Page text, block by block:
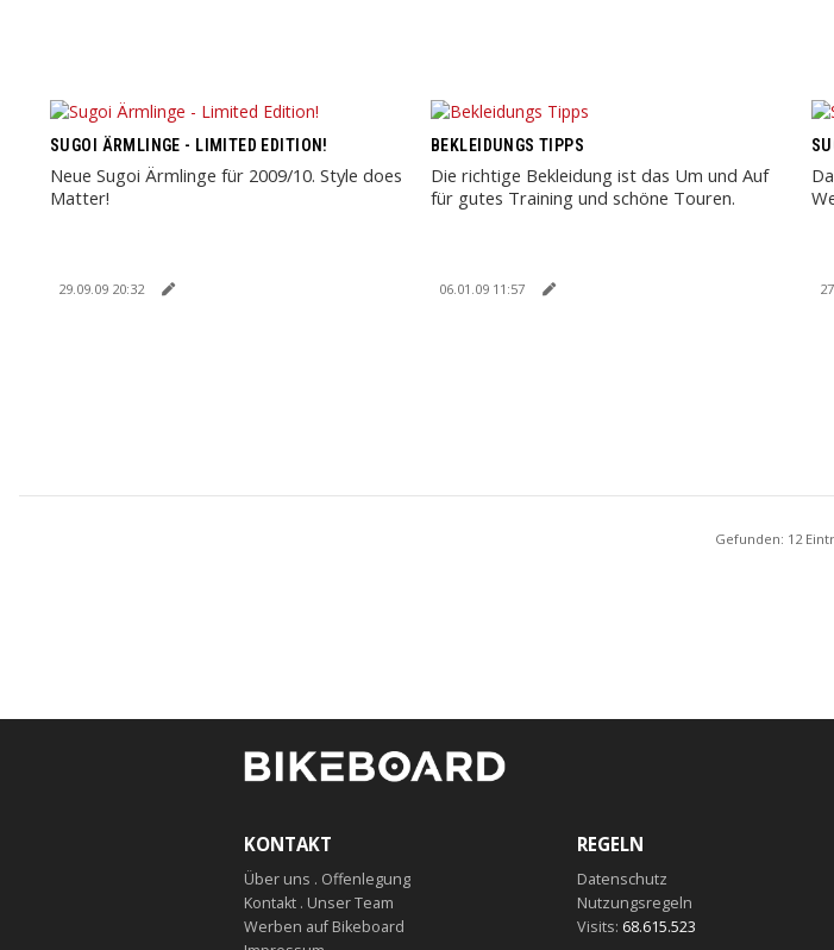
SUGOI ÄRMLINGE - LIMITED EDITION!
Neue Sugoi Ärmlinge für 2009/10. Style does
Matter!
29.09.09 20:32
BEKLEIDUNGS TIPPS
Die richtige Bekleidung ist das Um und Auf
für gutes Training und schöne Touren.
06.01.09 11:57
Gefunden: 12
KONTAKT
Über uns . Offenlegung
Kontakt . Unser Team
Werben auf Bikeboard
REGELN
Datenschutz
Nutzungsregeln
Visits: 68.615.523